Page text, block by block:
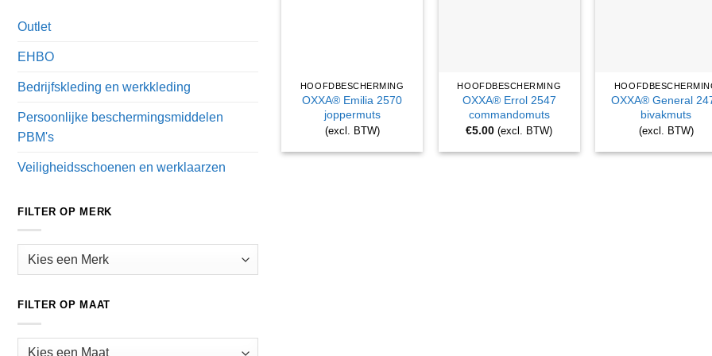
Outlet
EHBO
Bedrijfskleding en werkkleding
Persoonlijke beschermingsmiddelen
PBM's
Veiligheidsschoenen en werklaarzen
FILTER OP MERK
FILTER OP MAAT
HOOFDBESCHERMING
OXXA® Emilia 2570
joppermuts
(excl. BTW)
HOOFDBESCHERMING
OXXA® Errol 2547
commandomuts
€5.00 (excl. BTW)
OXXA® General
bivakmuts
(excl. BTW)